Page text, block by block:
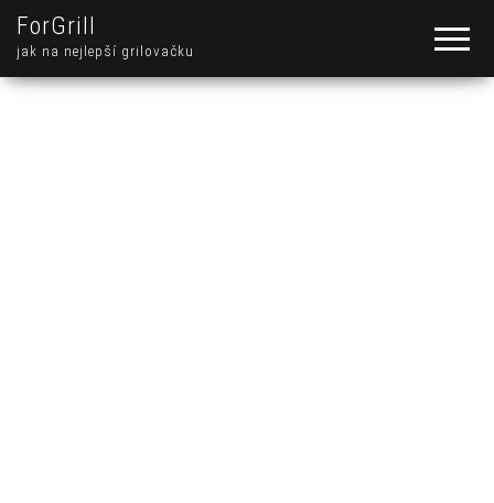
ForGrill
jak na nejlepší grilovačku